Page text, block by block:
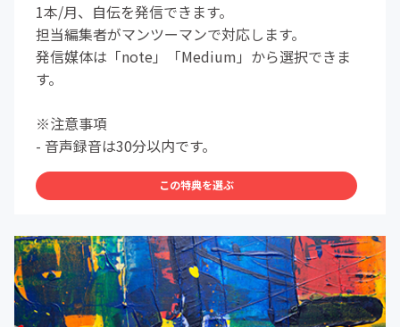
1本/月、自伝を発信できます。
担当編集者がマンツーマンで対応します。
発信媒体は「note」「Medium」から選択できま
す。
※注意事項
- 音声録音は30分以内です。
この特典を選ぶ